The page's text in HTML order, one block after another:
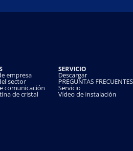
empresa
sector
comunicación
de cristal
SERVICIO
Descargar
PREGUNTAS FRECUENTES
Servicio
Vídeo de instalación